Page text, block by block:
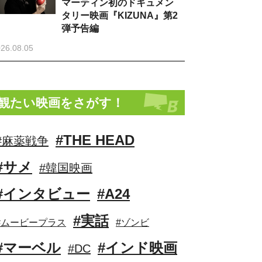
マーティン初のドキュメン
タリー映画『KIZUNA』第2
弾予告編
たい映画をさがす！
薬戦争 #THE HEAD
サメ
#韓国映画
インタビュー #A24
ービープラス #実話 #ゾンビ
マーベル #DC #インド映画